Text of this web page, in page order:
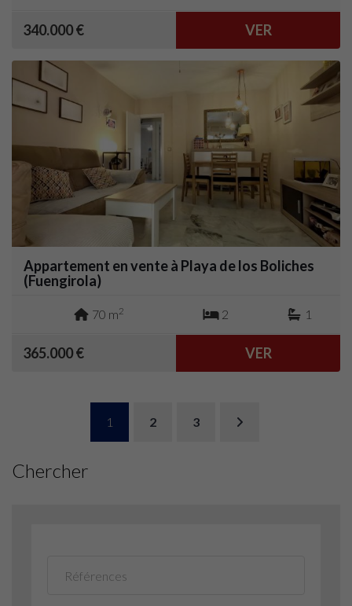
340.000 € VER
Appartement en vente à Playa de los Boliches
(Fuengirola)
70 m2 2 1
365.000 € VER
1 2 3
Chercher